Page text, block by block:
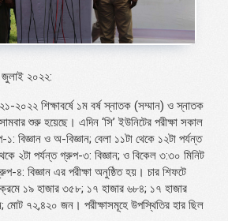
জুলাই ২০২২:
২০২২ শিক্ষাবর্ষে ১ম বর্ষ স্নাতক (সম্মান) ও স্নাতক
শুরু হয়েছে। এদিন ‘সি’ ইউনিটের পরীক্ষা সকাল
বিজ্ঞান ও অ-বিজ্ঞান; বেলা ১১টা থেকে ১২টা পর্যন্ত
২টা পর্যন্ত গ্রুপ-৩: বিজ্ঞান; ও বিকেল ৩:৩০ মিনিট
৪: বিজ্ঞান এর পরীক্ষা অনুষ্ঠিত হয়। চার শিফটে
১৯ হাজার ৩৫৮; ১৭ হাজার ৬৮৪; ১৭ হাজার
৭২,৪২০ জন। পরীক্ষাসমূহে উপস্থিতির হার ছিল